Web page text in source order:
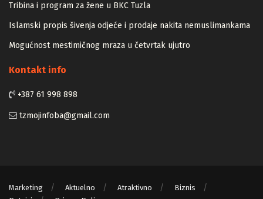
Tribina i program za žene u BKC Tuzla
Islamski propis šivenja odjeće i prodaje nakita nemuslimankama
Mogućnost mestimičnog mraza u četvrtak ujutro
Kontakt info
+387 61 998 898
tzmojinfoba@gmail.com
Marketing Aktuelno Atraktivno
Biznis